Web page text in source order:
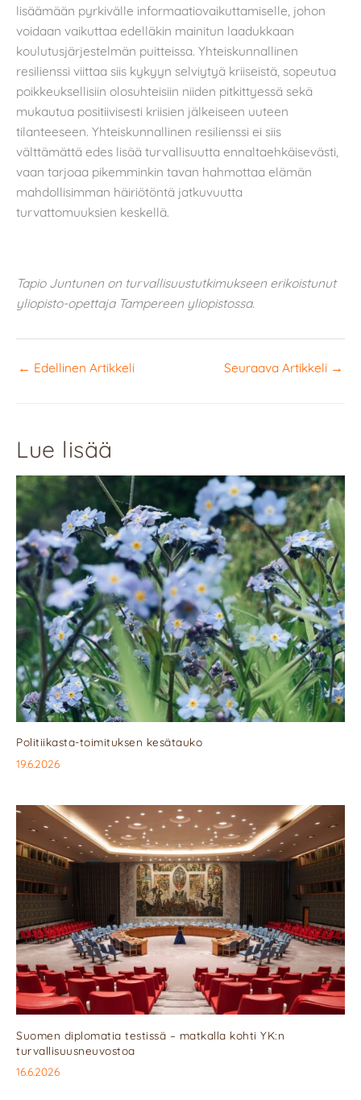
lisäämään pyrkivälle informaatiovaikuttamiselle, johon
voidaan vaikuttaa edelläkin mainitun laadukkaan
koulutusjärjestelmän puitteissa. Yhteiskunnallinen
resilienssi viittaa siis kykyyn selviytyä kriiseistä, sopeutua
poikkeuksellisiin olosuhteisiin niiden pitkittyessä sekä
mukautua positiivisesti kriisien jälkeiseen uuteen
tilanteeseen. Yhteiskunnallinen resilienssi ei siis
välttämättä edes lisää turvallisuutta ennaltaehkäisevästi,
vaan tarjoaa pikemminkin tavan hahmottaa elämän
mahdollisimman häiriötöntä jatkuvuutta
turvattomuuksien keskellä.
Tapio Juntunen on turvallisuustutkimukseen erikoistunut
yliopisto-opettaja Tampereen yliopistossa.
← Edellinen Artikkeli Seuraava Artikkeli →
Lue lisää
Politiikasta-toimituksen kesätauko
19.6.2026
Suomen diplomatia testissä – matkalla kohti YK:n
turvallisuusneuvostoa
16.6.2026